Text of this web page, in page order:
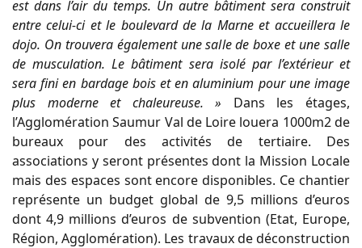
est dans l’air du temps. Un autre bâtiment sera construit
entre celui-ci et le boulevard de la Marne et accueillera le
dojo. On trouvera également une salle de boxe et une salle
de musculation. Le bâtiment sera isolé par l’extérieur et
sera fini en bardage bois et en aluminium pour une image
plus moderne et chaleureuse. » Dans les étages,
l’Agglomération Saumur Val de Loire louera 1000m2 de
bureaux pour des activités de tertiaire. Des
associations y seront présentes dont la Mission Locale
mais des espaces sont encore disponibles. Ce chantier
représente un budget global de 9,5 millions d’euros
dont 4,9 millions d’euros de subvention (Etat, Europe,
Région, Agglomération). Les travaux de déconstruction